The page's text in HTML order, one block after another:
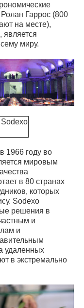
Ролан Гаррос (800
на месте),
является
миру.
1966 году во
мировым
в 80 странах
которых
Sodexo
решения в
и
и
удаленных
в экстремально